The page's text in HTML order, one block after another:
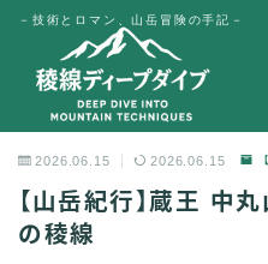
－技術とロマン、山岳冒険の手記－
MENU
HOME
公式LINE
2026.06.15 2026.06.15
【山岳紀行】蔵王 中
の稜線